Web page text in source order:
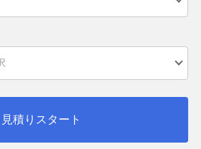
見積りスタート